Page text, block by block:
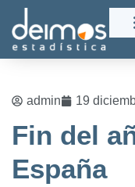
admin 19
Fin del
España